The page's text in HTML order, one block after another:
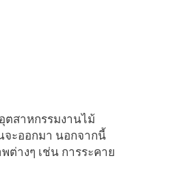
ตสาหกรรมงานไม้
ะออกมา นอกจากนี้
างๆ เช่น การระคาย